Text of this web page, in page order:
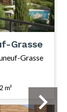
Grasse
Grasse
m²